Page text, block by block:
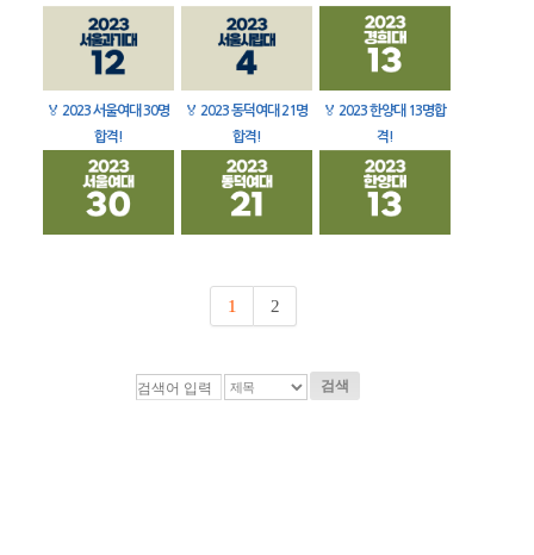
🏅 2023 서울여대 30명
합격!
🏅 2023 동덕여대 21명
합격!
🏅 2023 한양대 13명합
격!
1 2
검색